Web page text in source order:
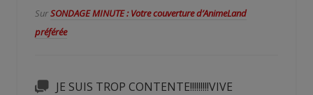
SurSONDAGE MINUTE : Votre couverture d’AnimeLand
préférée
JE SUIS TROP CONTENTE!!!!!!!!!VIVE